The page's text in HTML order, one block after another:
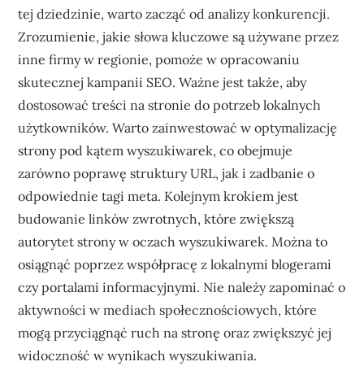
tej dziedzinie, warto zacząć od analizy konkurencji.
Zrozumienie, jakie słowa kluczowe są używane przez
inne firmy w regionie, pomoże w opracowaniu
skutecznej kampanii SEO. Ważne jest także, aby
dostosować treści na stronie do potrzeb lokalnych
użytkowników. Warto zainwestować w optymalizację
strony pod kątem wyszukiwarek, co obejmuje
zarówno poprawę struktury URL, jak i zadbanie o
odpowiednie tagi meta. Kolejnym krokiem jest
budowanie linków zwrotnych, które zwiększą
autorytet strony w oczach wyszukiwarek. Można to
osiągnąć poprzez współpracę z lokalnymi blogerami
czy portalami informacyjnymi. Nie należy zapominać o
aktywności w mediach społecznościowych, które
mogą przyciągnąć ruch na stronę oraz zwiększyć jej
widoczność w wynikach wyszukiwania.